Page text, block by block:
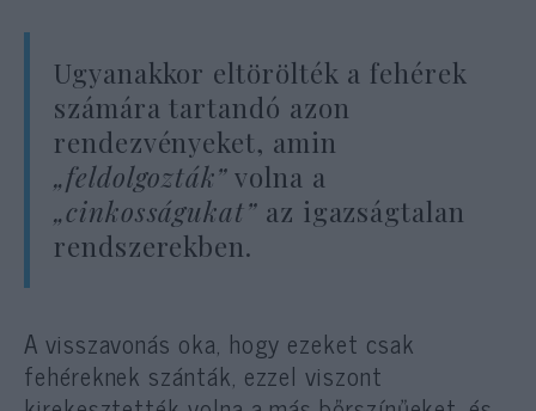
Ugyanakkor eltörölték a fehérek
számára tartandó azon
rendezvényeket, amin
„feldolgozták” volna a
„cinkosságukat”az igazságtalan
rendszerekben.
A visszavonás oka, hogy ezeket csak
fehéreknek szánták, ezzel viszont